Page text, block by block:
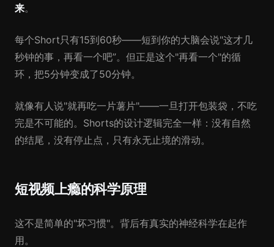
来。
每个Short只有15到60秒——短到你的大脑会说"这才几
秒钟的事，再看一个吧”。但正是这个"再看一个"的循
环，把5分钟变成了50分钟。
就像有人说"就再吃一片薯片"——一旦打开包装袋，不吃
完是不可能的。Shorts的设计逻辑完全一样：没有自然
的结尾，没有停止点，只有永无止境的滑动。
短视频上瘾的科学原理
这不是简单的"坏习惯"。背后有真实的神经科学在起作
用。